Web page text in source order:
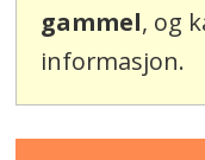
gammel, og
informasjon.